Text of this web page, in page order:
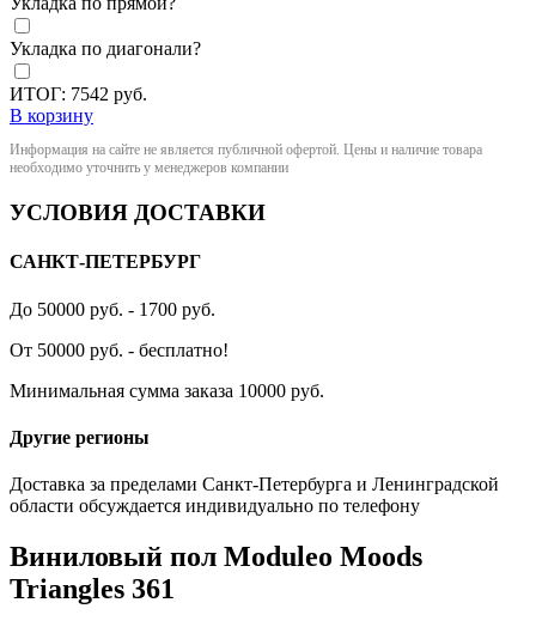
Укладка по диагонали?
ИТОГ: 7542 руб.
В корзину
Информация на сайте не является публичной офертой. Цены и наличие товара
необходимо уточнить у менеджеров компании
УСЛОВИЯ ДОСТАВКИ
САНКТ-ПЕТЕРБУРГ
До 50000 руб. - 1700 руб.
От 50000 руб. - бесплатно!
Минимальная сумма заказа 10000 руб.
Другие регионы
Доставка за пределами Санкт-Петербурга и Ленинградской
области обсуждается индивидуально по телефону
Виниловый пол Moduleo Moods
Triangles 361